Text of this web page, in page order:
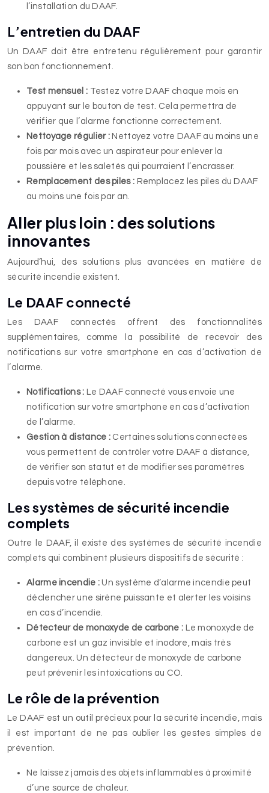
l’installation du DAAF.
L’entretien du DAAF
Un DAAF doit être entretenu régulièrement pour garantir
son bon fonctionnement.
Test mensuel : Testez votre DAAF chaque mois en
appuyant sur le bouton de test. Cela permettra de
vérifier que l’alarme fonctionne correctement.
Nettoyage régulier : Nettoyez votre DAAF au moins une
fois par mois avec un aspirateur pour enlever la
poussière et les saletés qui pourraient l’encrasser.
Remplacement des piles : Remplacez les piles du DAAF
au moins une fois par an.
Aller plus loin : des solutions
innovantes
Aujourd’hui, des solutions plus avancées en matière de
sécurité incendie existent.
Le DAAF connecté
Les DAAF connectés offrent des fonctionnalités
supplémentaires, comme la possibilité de recevoir des
notifications sur votre smartphone en cas d’activation de
l’alarme.
Notifications : Le DAAF connecté vous envoie une
notification sur votre smartphone en cas d’activation
de l’alarme.
Gestion à distance : Certaines solutions connectées
vous permettent de contrôler votre DAAF à distance,
de vérifier son statut et de modifier ses paramètres
depuis votre téléphone.
Les systèmes de sécurité incendie
complets
Outre le DAAF, il existe des systèmes de sécurité incendie
complets qui combinent plusieurs dispositifs de sécurité :
Alarme incendie :Un système d’alarme incendie peut
déclencher une sirène puissante et alerter les voisins
en cas d’incendie.
Détecteur de monoxyde de carbone : Le monoxyde de
carbone est un gaz invisible et inodore, mais très
dangereux. Un détecteur de monoxyde de carbone
peut prévenir les intoxications au CO.
Le rôle de la prévention
Le DAAF est un outil précieux pour la sécurité incendie, mais
il est important de ne pas oublier les gestes simples de
prévention.
Ne laissez jamais des objets inflammables à proximité
d’une source de chaleur.